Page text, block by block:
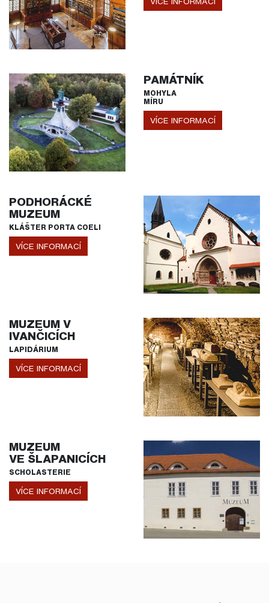
PAMÁTNÍK
MOHYLA
MÍRU
VÍCE INFORMACÍ
PODHORÁCKÉ
MUZEUM
KLÁŠTER PORTA COELI
VÍCE INFORMACÍ
MUZEUM V
IVANČICÍCH
LAPIDÁRIUM
VÍCE INFORMACÍ
MUZEUM
VE ŠLAPANICÍCH
SCHOLASTERIE
VÍCE INFORMACÍ